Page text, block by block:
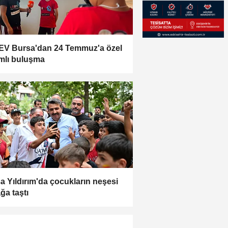
Bursa'dan 24 Temmuz'a özel
buluşma
Yıldırım'da çocukların neşesi
taştı